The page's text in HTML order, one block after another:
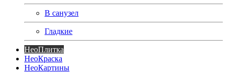
В санузел
Гладкие
НеоПлитка
НеоКраска
НеоКартины